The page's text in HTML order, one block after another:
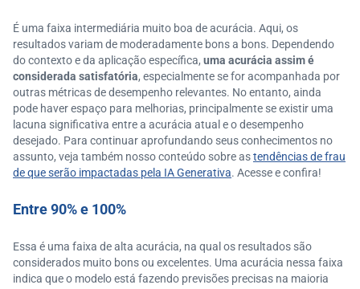
É uma faixa intermediária muito boa de acurácia. Aqui, os
resultados variam de moderadamente bons a bons. Dependendo
do contexto e da aplicação específica, uma acurácia assim é
considerada satisfatória, especialmente se for acompanhada por
outras métricas de desempenho relevantes. No entanto, ainda
pode haver espaço para melhorias, principalmente se existir uma
lacuna significativa entre a acurácia atual e o desempenho
desejado. Para continuar aprofundando seus conhecimentos no
assunto, veja também nosso conteúdo sobre astendências de frau
de que serão impactadas pela IA Generativa. Acesse e confira!
Entre 90% e 100%
Essa é uma faixa de alta acurácia, na qual os resultados são
considerados muito bons ou excelentes. Uma acurácia nessa faixa
indica que o modelo está fazendo previsões precisas na maioria